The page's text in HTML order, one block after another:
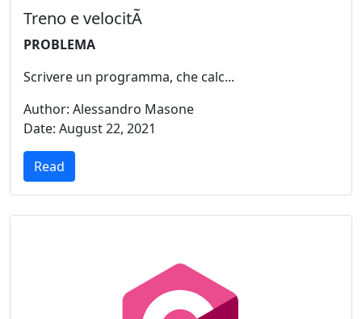
Treno e velocitÃ
PROBLEMA
Scrivere un programma, che calc...
Author: Alessandro Masone
Date: August 22, 2021
Read